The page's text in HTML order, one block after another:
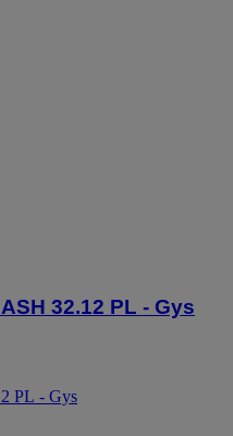
32.12 PL - Gys
PL - Gys